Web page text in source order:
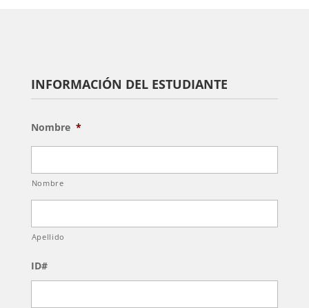
INFORMACIÓN DEL ESTUDIANTE
Nombre *
Nombre
Apellido
ID#